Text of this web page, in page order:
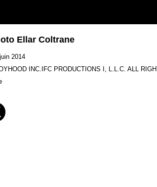
Ellar Coltrane
2014
INC.IFC PRODUCTIONS I, L.L.C. ALL